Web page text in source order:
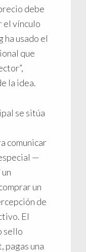
debe
el vínculo
ha usado el
que
la idea.
se sitúa
comunicar
—
un
de
El
sello
pagas una